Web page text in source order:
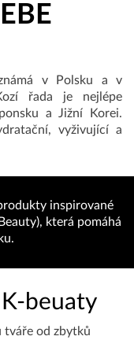
v Polsku a v
řada je nejlépe
a Jižní Korei.
vyživující a
inspirované
která pomáhá
beuaty
tváře od zbytků